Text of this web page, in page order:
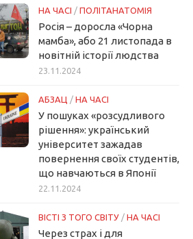
НА ЧАСІ / ПОЛІТАНАТОМІЯ
Росія – доросла «Чорна
мамба», або 21 листопада в
новітній історії людства
23.11.2024
АБЗАЦ / НА ЧАСІ
У пошуках «розсудливого
рішення»: український
університет зажадав
повернення своїх студентів,
що навчаються в Японії
22.11.2024
ВІСТІ З ТОГО СВІТУ / НА ЧАСІ
Через страх і для